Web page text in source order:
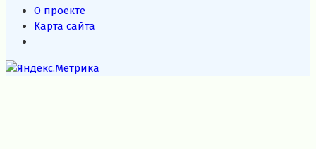
О проекте
Карта сайта